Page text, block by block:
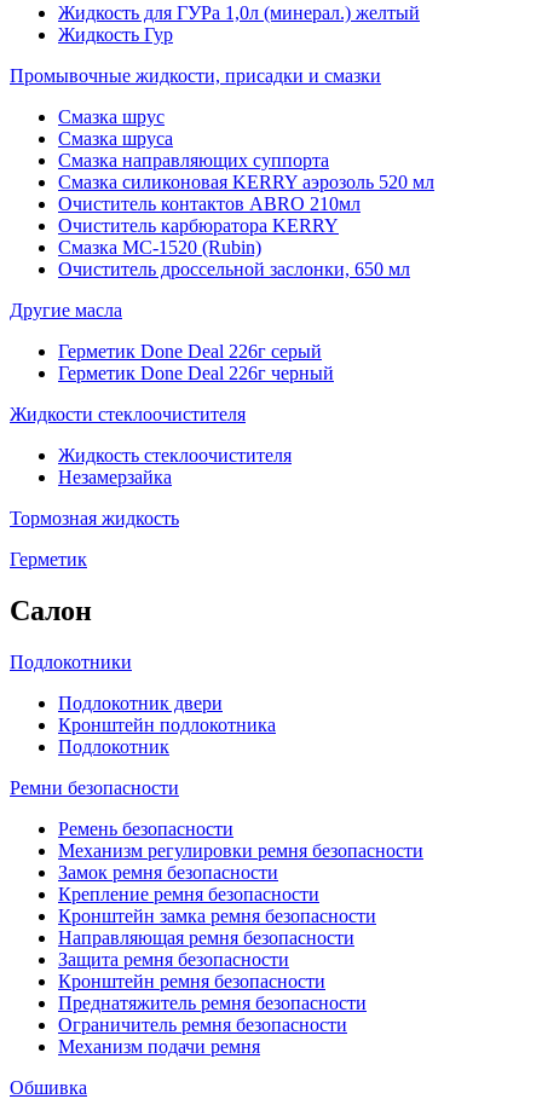
Жидкость для ГУРа 1,0л (минерал.) желтый
Жидкость Гур
Промывочные жидкости, присадки и смазки
Смазка шрус
Смазка шруса
Смазка направляющих суппорта
Смазка силиконовая KERRY аэрозоль 520 мл
Очиститель контактов ABRO 210мл
Очиститель карбюратора KERRY
Смазка МС-1520 (Rubin)
Очиститель дроссельной заслонки, 650 мл
Другие масла
Герметик Done Deal 226г серый
Герметик Done Deal 226г черный
Жидкости стеклоочистителя
Жидкость стеклоочистителя
Незамерзайка
Тормозная жидкость
Герметик
Салон
Подлокотники
Подлокотник двери
Кронштейн подлокотника
Подлокотник
Ремни безопасности
Ремень безопасности
Механизм регулировки ремня безопасности
Замок ремня безопасности
Крепление ремня безопасности
Кронштейн замка ремня безопасности
Направляющая ремня безопасности
Защита ремня безопасности
Кронштейн ремня безопасности
Преднатяжитель ремня безопасности
Ограничитель ремня безопасности
Механизм подачи ремня
Обшивка